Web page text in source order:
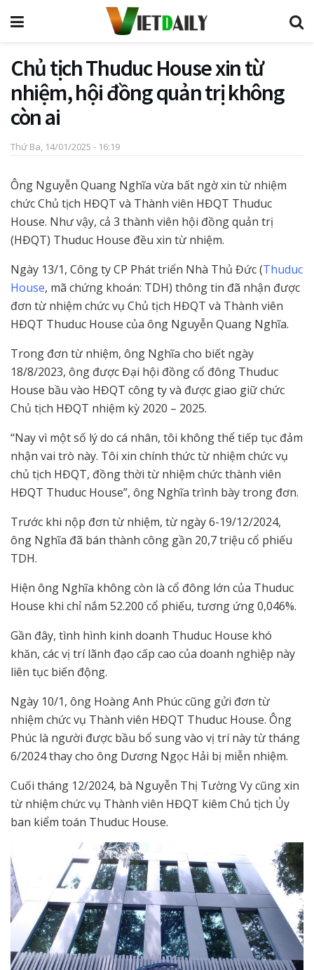
Chủ tịch Thuduc House xin từ
nhiệm, hội đồng quản trị không
còn ai
Thứ Ba, 14/01/2025 - 16:19
Ông Nguyễn Quang Nghĩa vừa bất ngờ xin từ nhiệm
chức Chủ tịch HĐQT và Thành viên HĐQT Thuduc
House. Như vậy, cả 3 thành viên hội đồng quản trị
(HĐQT) Thuduc House đều xin từ nhiệm.
Ngày 13/1, Công ty CP Phát triển Nhà Thủ Đức (Thuduc
House, mã chứng khoán: TDH) thông tin đã nhận được
đơn từ nhiệm chức vụ Chủ tịch HĐQT và Thành viên
HĐQT Thuduc House của ông Nguyễn Quang Nghĩa.
Trong đơn từ nhiệm, ông Nghĩa cho biết ngày
18/8/2023, ông được Đại hội đồng cổ đông Thuduc
House bầu vào HĐQT công ty và được giao giữ chức
Chủ tịch HĐQT nhiệm kỳ 2020 – 2025.
“Nay vì một số lý do cá nhân, tôi không thể tiếp tục đảm
nhận vai trò này. Tôi xin chính thức từ nhiệm chức vụ
chủ tịch HĐQT, đồng thời từ nhiệm chức thành viên
HĐQT Thuduc House”, ông Nghĩa trình bày trong đơn.
Trước khi nộp đơn từ nhiệm, từ ngày 6-19/12/2024,
ông Nghĩa đã bán thành công gần 20,7 triệu cổ phiếu
TDH.
Hiện ông Nghĩa không còn là cổ đông lớn của Thuduc
House khi chỉ nắm 52.200 cổ phiếu, tương ứng 0,046%.
Gần đây, tình hình kinh doanh Thuduc House khó
khăn, các vị trí lãnh đạo cấp cao của doanh nghiệp này
liên tục biến động.
Ngày 10/1, ông Hoàng Anh Phúc cũng gửi đơn từ
nhiệm chức vụ Thành viên HĐQT Thuduc House. Ông
Phúc là người được bầu bổ sung vào vị trí này từ tháng
6/2024 thay cho ông Dương Ngọc Hải bị miễn nhiệm.
Cuối tháng 12/2024, bà Nguyễn Thị Tường Vy cũng xin
từ nhiệm chức vụ Thành viên HĐQT kiêm Chủ tịch Ủy
ban kiểm toán Thuduc House.